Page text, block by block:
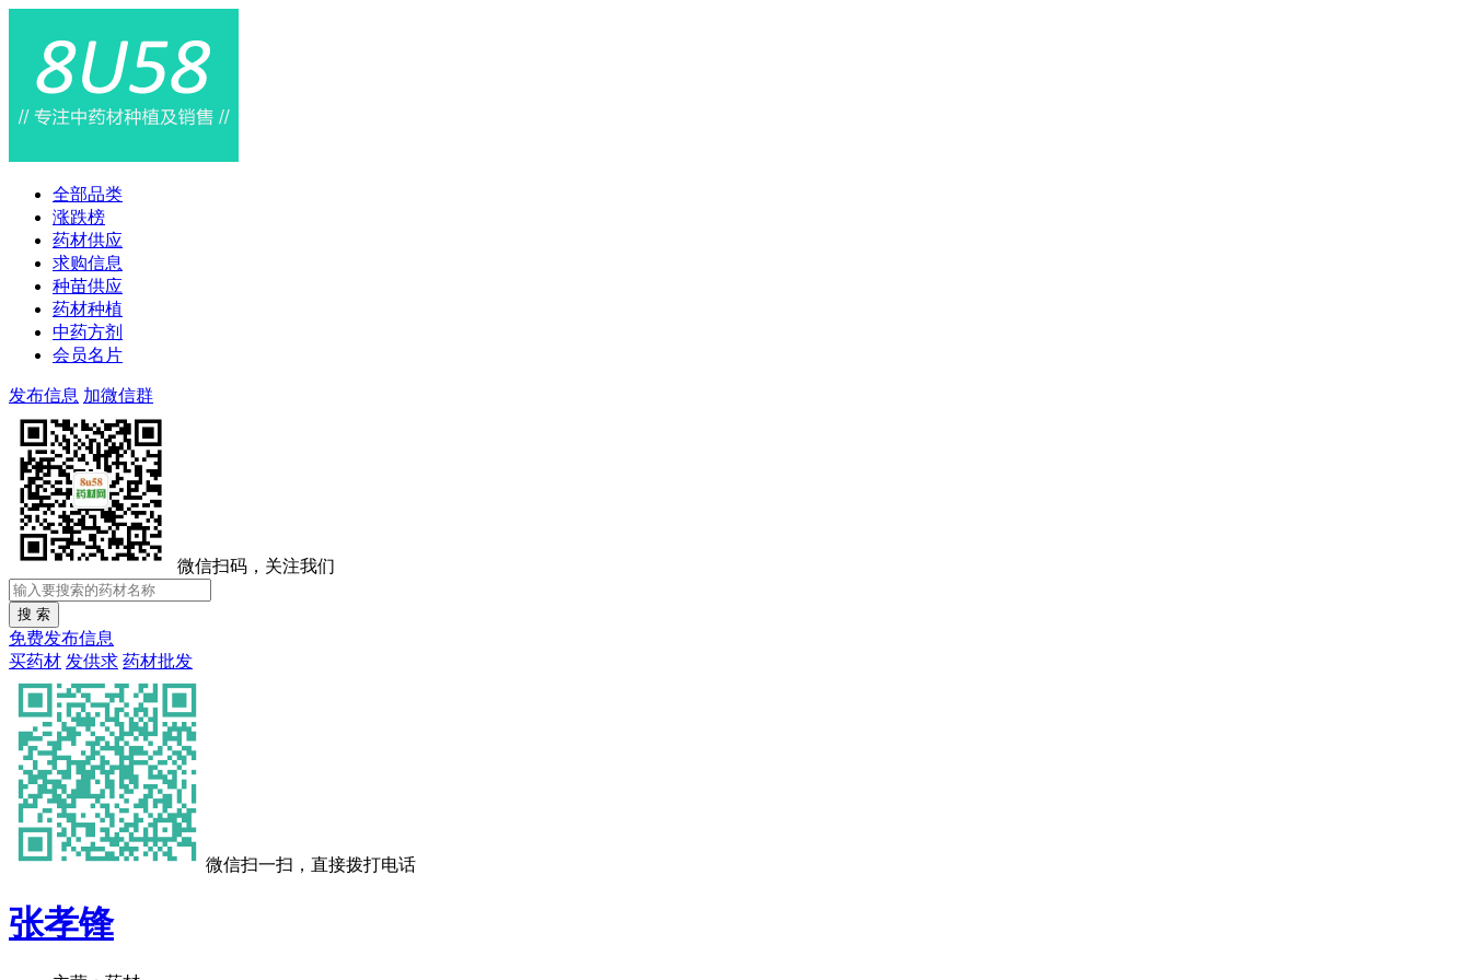
全部品类
涨跌榜
药材供应
求购信息
种苗供应
药材种植
中药方剂
会员名片
发布信息 加微信群
微信扫码，关注我们
免费发布信息
买药材 发供求 药材批发
微信扫一扫，直接拨打电话
张孝锋